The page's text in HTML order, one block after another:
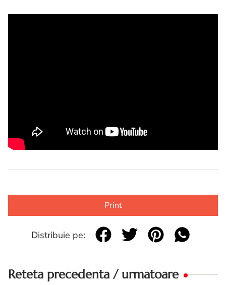
Print
Distribuie pe:
Reteta precedenta / urmatoare